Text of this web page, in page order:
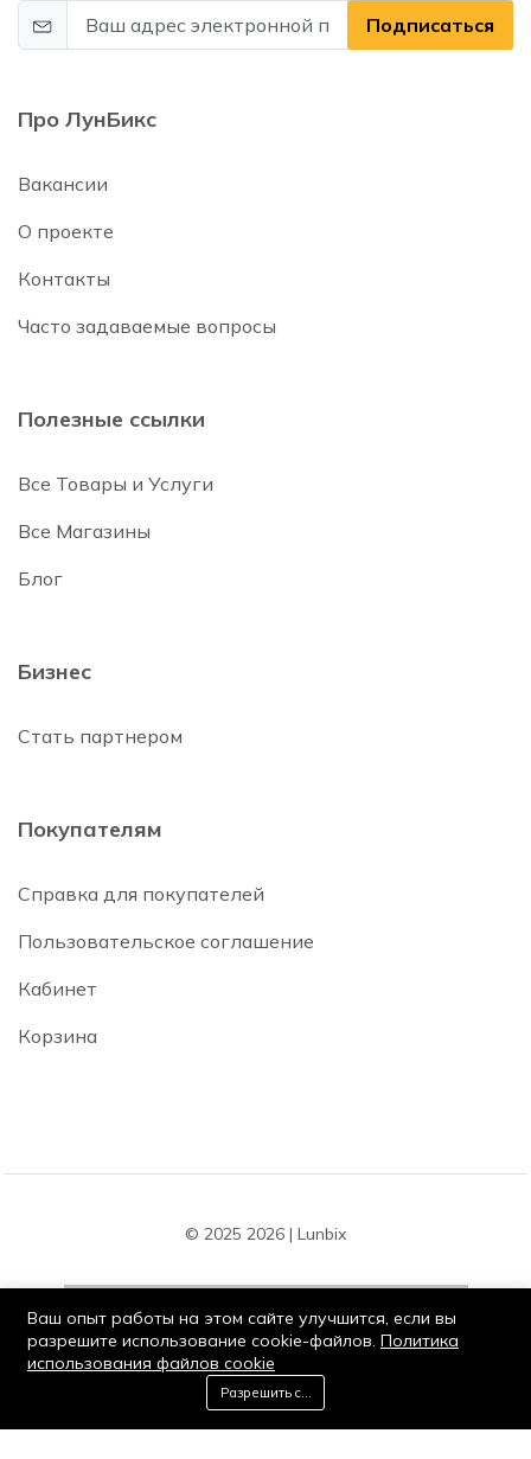
Добавить в корзину
Подписаться
Про ЛунБикс
Вакансии
О проекте
Контакты
Часто задаваемые вопросы
Полезные ссылки
Все Товары и Услуги
Все Магазины
Блог
Бизнес
Стать партнером
Покупателям
Справка для покупателей
Пользовательское соглашение
Кабинет
Корзина
© 2025 2026 | Lunbix
Оставайся на связи:
0
Корзина
Ваш опыт работы на этом сайте улучшится, если вы
разрешите использование cookie-файлов. Политика
использования файлов cookie
Разрешить cookie